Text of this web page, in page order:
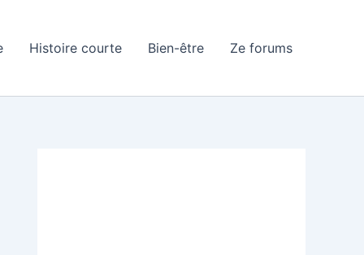
Histoire courte Bien-être Ze forums